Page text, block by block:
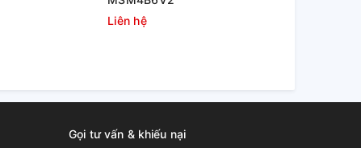
Liên hệ
Gọi tư vấn & khiếu nại